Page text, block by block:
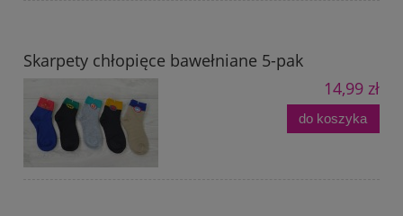
Skarpety chłopięce bawełniane 5-pak
14,99 zł
do koszyka